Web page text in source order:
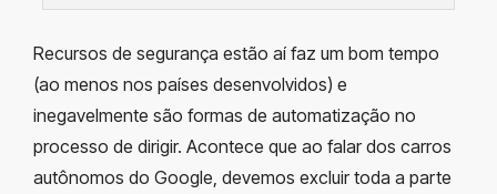
Recursos de segurança estão aí faz um bom tempo
(ao menos nos países desenvolvidos) e
inegavelmente são formas de automatização no
processo de dirigir. Acontece que ao falar dos carros
autônomos do Google, devemos excluir toda a parte